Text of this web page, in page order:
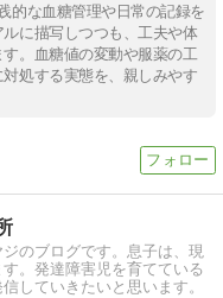
的な血糖管理や日常の記録を
に描写しつつも、工夫や体
。血糖値の変動や服薬の工
処する実態を、親しみやす
のブログです。息子は、現
。発達障害児を育てている
していきたいと思います。